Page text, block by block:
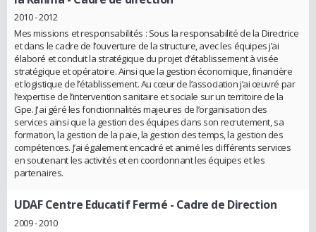
2010 - 2012
Mes missions et responsabilités : Sous la responsabilité de la Directrice
et dans le cadre de l’ouverture de la structure, avec les équipes j’ai
élaboré et conduit la stratégique du projet d’établissement à visée
stratégique et opératoire. Ainsi que la gestion économique, financière
et logistique de l’établissement. Au cœur de l’association j’ai œuvré par
l’expertise de l’intervention sanitaire et sociale sur un territoire de la
Gpe. J'ai géré les fonctionnalités majeures de l’organisation des
services ainsi que la gestion des équipes dans son recrutement, sa
formation, la gestion de la paie, la gestion des temps, la gestion des
compétences. J’ai également encadré et animé les différents services
en soutenant les activités et en coordonnant les équipes et les
partenaires.
UDAF Centre Educatif Fermé - Cadre de Direction
2009 - 2010